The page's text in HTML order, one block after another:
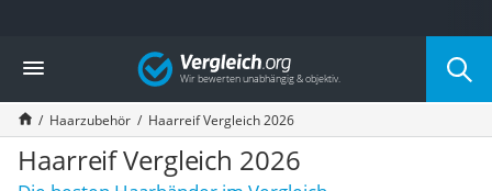
Die beliebtesten Vergleiche nach Kategorie
Drogerie
Inhalator
Haarschneider
Rollator
Braun Rasierer
Vergleich
Haarzubehör Haarreif Vergleich 2026
Haarreif Vergleich 2026